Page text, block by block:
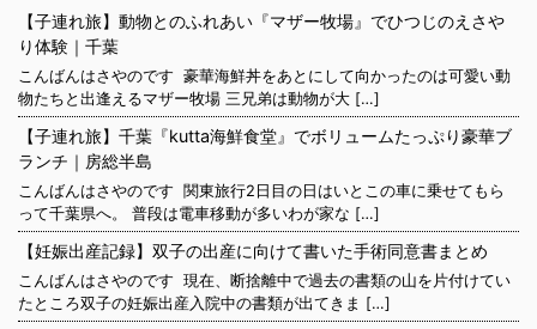
【子連れ旅】動物とのふれあい『マザー牧場』でひつじのえさや
り体験｜千葉
こんばんはさやのです 豪華海鮮丼をあとにして向かったのは可愛い動
物たちと出逢えるマザー牧場 三兄弟は動物が大 […]
【子連れ旅】千葉『kutta海鮮食堂』でボリュームたっぷり豪華ブ
ランチ｜房総半島
こんばんはさやのです 関東旅行2日目の日はいとこの車に乗せてもら
って千葉県へ。 普段は電車移動が多いわが家な […]
【妊娠出産記録】双子の出産に向けて書いた手術同意書まとめ
こんばんはさやのです 現在、断捨離中で過去の書類の山を片付けてい
たところ双子の妊娠出産入院中の書類が出てきま […]